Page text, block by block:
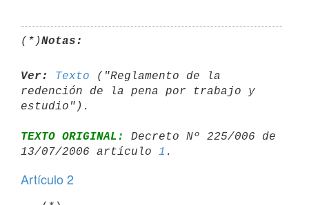
(*)Notas:
Ver: Texto ("Reglamento de la
redención de la pena por trabajo y
TEXTO ORIGINAL:
Decreto Nº 225/006 de
13/07/2006 artículo 1
Artículo 2